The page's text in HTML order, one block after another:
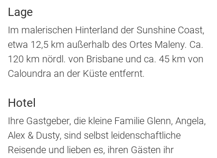
Lage
Im malerischen Hinterland der Sunshine Coast,
etwa 12,5 km außerhalb des Ortes Maleny. Ca.
120 km nördl. von Brisbane und ca. 45 km von
Caloundra an der Küste entfernt.
Hotel
Ihre Gastgeber, die kleine Familie Glenn, Angela,
Alex & Dusty, sind selbst leidenschaftliche
Reisende und lieben es, ihren Gästen ihr